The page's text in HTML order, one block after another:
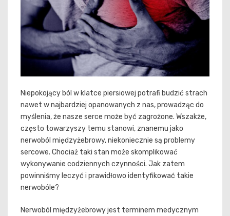
Niepokojący ból w klatce piersiowej potrafi budzić strach
nawet w najbardziej opanowanych z nas, prowadząc do
myślenia, że nasze serce może być zagrożone. Wszakże,
często towarzyszy temu stanowi, znanemu jako
nerwoból międzyżebrowy, niekoniecznie są problemy
sercowe. Chociaż taki stan może skomplikować
wykonywanie codziennych czynności. Jak zatem
powinniśmy leczyć i prawidłowo identyfikować takie
nerwobóle?
Nerwoból międzyżebrowy jest terminem medycznym